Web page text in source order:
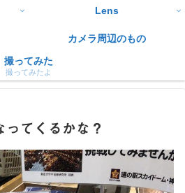
Lens
カメラ周辺のもの
撮ってみた
撮ってみたよ
ってくるかな？